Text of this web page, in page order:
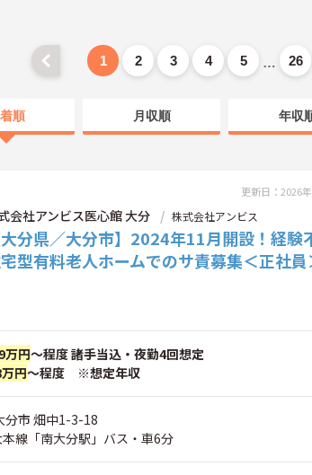
1 2 3 4 5 … 26
順 月収順 年収
更新日：2026
会社アンビス医心館 大分 株式会社アンビス
大分県／大分市】2024年11月開設！経験
型有料老人ホームでのサ責募集＜正社員
万円～程度 諸手当込・夜勤4回想定
円～程度 ※想定年収
分市 畑中1-3-18
本線「南大分駅」バス・車6分